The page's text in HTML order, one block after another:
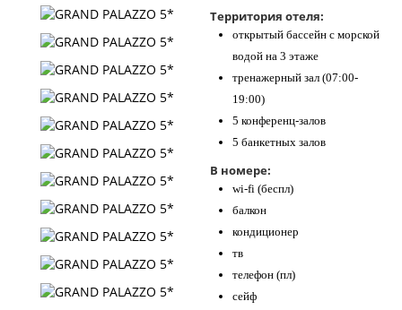
Территория отеля:
открытый бассейн с морской
водой на 3 этаже
тренажерный зал (07:00-
19:00)
5 конференц-залов
5 банкетных залов
В номере:
wi-fi (беспл)
балкон
кондиционер
тв
телефон (пл)
сейф